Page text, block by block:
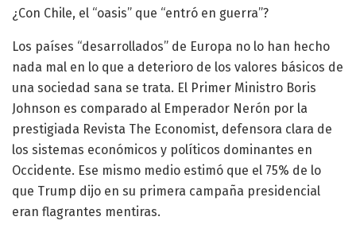
¿Con Chile, el “oasis” que “entró en guerra”?
Los países “desarrollados” de Europa no lo han hecho
nada mal en lo que a deterioro de los valores básicos de
una sociedad sana se trata. El Primer Ministro Boris
Johnson es comparado al Emperador Nerón por la
prestigiada Revista The Economist, defensora clara de
los sistemas económicos y políticos dominantes en
Occidente. Ese mismo medio estimó que el 75% de lo
que Trump dijo en su primera campaña presidencial
eran flagrantes mentiras.